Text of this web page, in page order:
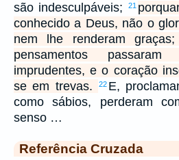
são indesculpáveis;
21
conhecido a Deus, não o
nem lhe renderam
pensamentos
imprudentes, e o coração
se em trevas.
22 E,
como sábios, perderam
senso …
Referência Cruzada